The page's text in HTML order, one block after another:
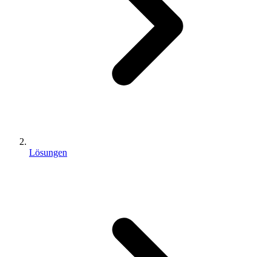
Lösungen